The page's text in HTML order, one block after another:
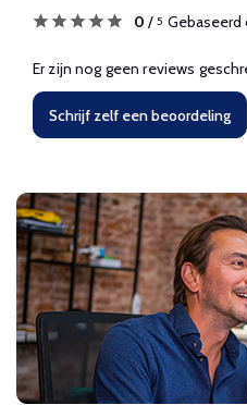
0 / 5 Gebaseerd
Er zijn nog geen reviews
Schrijf zelf een beoordeling